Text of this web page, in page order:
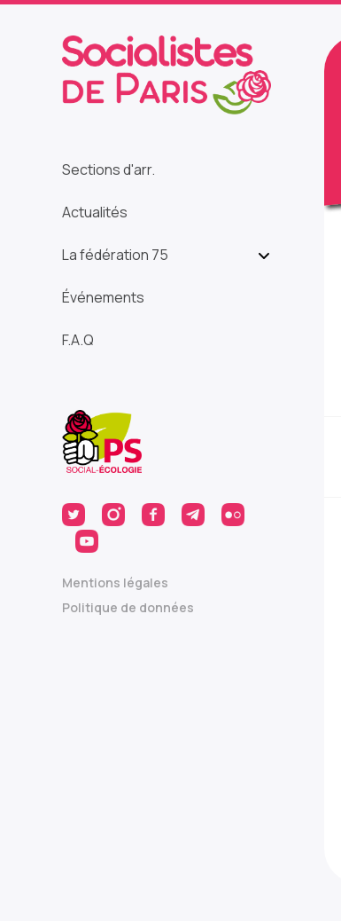
Sections d'arr.
Actualités
La fédération 75
Événements
F.A.Q
Mentions légales
Politique de données